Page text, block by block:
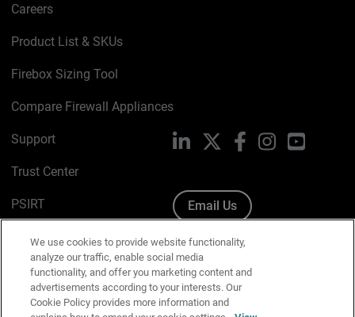
Careers
Product List & SKUs
Firebox Sizing Tool
Compare Firewall Appliances
Support
Trust Center
PSIRT
Cookie Policy
Privacy Policy
Media & Brand Kit
LinkedIn FacebookInstagramYouTube
Email Us
We use cookies to provide website functionality,
analyze our traffic, enable social media
functionality, and offer you marketing content and
advertisements according to your interests. Our
Cookie Policy provides more information and